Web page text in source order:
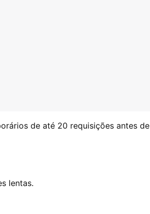
de até 20 requisições antes de
lentas.